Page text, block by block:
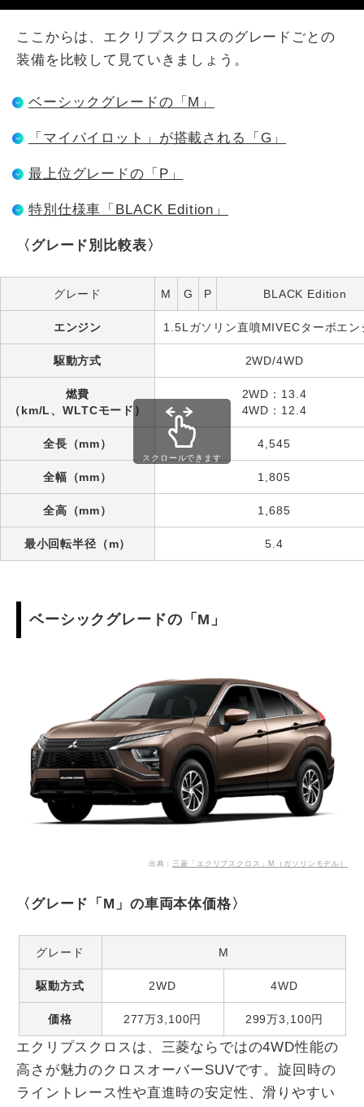
ここからは、エクリプスクロスのグレードごとの
装備を比較して見ていきましょう。
ベーシックグレードの「M」
「マイパイロット」が搭載される「G」
最上位グレードの「P」
特別仕様車「BLACK Edition」
〈グレード別比較表〉
グレード M G P BLACK Edition
エンジン 1.5Lガソリン直噴MIVECターボエン
駆動方式 2WD/4WD
燃費
（km/L、WLTCモード）
2WD：13.4
4WD：12.4
全長（mm） 4,545
全幅（mm） 1,805
全高（mm） 1,685
最小回転半径（m） 5.4
スクロールできます
ベーシックグレードの「M」
出典： 三菱「エクリプスクロス」M（ガソリンモデル）
〈グレード「M」の車両本体価格〉
グレード M
駆動方式 2WD 4WD
価格 277万3,100円 299万3,100円
エクリプスクロスは、三菱ならではの4WD性能の
高さが魅力のクロスオーバーSUVです。旋回時の
ライントレース性や直進時の安定性、滑りやすい